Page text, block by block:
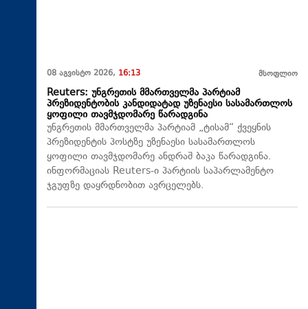
08 აგვისტო 2026, 16:13 მსოფლიო
Reuters: უნგრეთის მმართველმა პარტიამ
პრეზიდენტობის კანდიდატად უზენაესი სასამართლოს
ყოფილი თავმჯდომარე წარადგინა
უნგრეთის მმართველმა პარტიამ „ტისამ“ ქვეყნის
პრეზიდენტის პოსტზე უზენაესი სასამართლოს
ყოფილი თავმჯდომარე ანდრაშ ბაკა წარადგინა.
ინფორმაციას Reuters-ი პარტიის საპარლამენტო
ჯგუფზე დაყრდნობით ავრცელებს.